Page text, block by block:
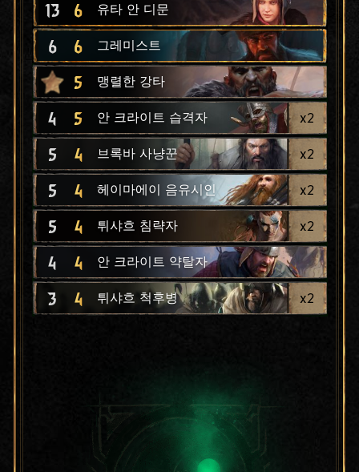
13 6 유타 안 디문
6 6 그레미스트
5 맹렬한 강타
4 5 안 크라이트 습격자 x2
5 4 브록바 사냥꾼 x2
5 4 헤이마에이 음유시인 x2
5 4 튀샤흐 침략자 x2
4 4 안 크라이트 약탈자
3 4 튀샤흐 척후병 x2